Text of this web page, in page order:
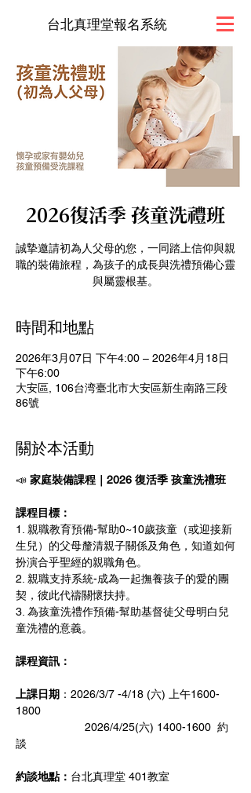
台北真理堂報名系統
2026復活季 孩童洗禮班
誠摯邀請初為人父母的您，一同踏上信仰與親
職的裝備旅程，為孩子的成長與洗禮預備心靈
與屬靈根基。
時間和地點
2026年3月07日 下午4:00 – 2026年4月18日
下午6:00
大安區, 106台湾臺北市大安區新生南路三段
86號
關於本活動
📣 家庭裝備課程｜2026 復活季 孩童洗禮班
課程目標：
1. 親職教育預備-幫助0~10歲孩童（或迎接新
生兒）的父母釐清親子關係及角色，知道如何
扮演合乎聖經的親職角色。
2. 親職支持系統-成為一起撫養孩子的愛的團
契，彼此代禱關懷扶持。
3. 為孩童洗禮作預備-幫助基督徒父母明白兒
童洗禮的意義。
課程資訊：
上課日期 ：2026/3/7 -4/18 (六) 上午1600-
1800
談
約談地點： 台北真理堂 401教室